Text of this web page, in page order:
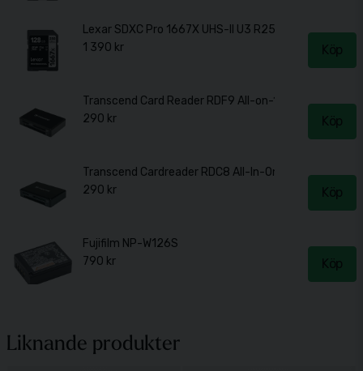
Liknande produkter
Lexar SDXC Pro 1667X UHS-
1 390 kr
Köp
Transcend Card Reader RDF9 All-on-1 USB 3.1 Gen 1
290 kr
Köp
Transcend Cardreader RDC8 All-In-One för USB-C 3.1
290 kr
Köp
Fujifilm NP-W126S
790 kr
Köp